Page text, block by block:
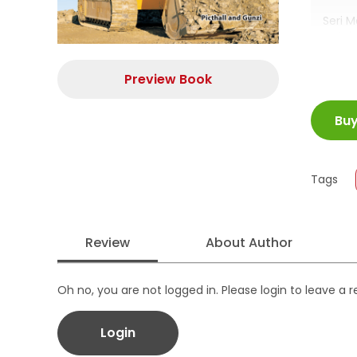
Preview Book
Seri
ISBN
Size
Tags
Review About Author
Oh no, you are not logged in. Please login to leave a
Login